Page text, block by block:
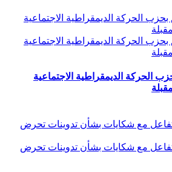
الديمقراطية الاجتماعية